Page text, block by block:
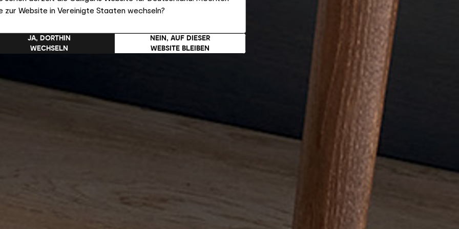
zur Website in Vereinigte Staaten wechseln?
NEIN, AUF DIESER
WEBSITE BLEIBEN
JA, DORTHIN
WECHSELN